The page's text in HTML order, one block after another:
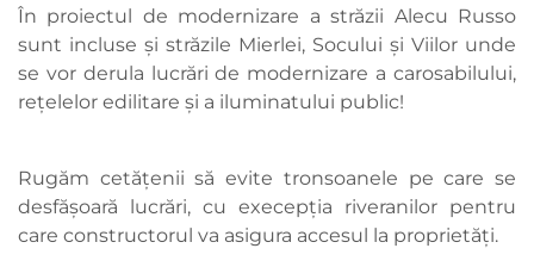
În proiectul de modernizare a străzii Alecu Russo
sunt incluse și străzile Mierlei, Socului și Viilor unde
se vor derula lucrări de modernizare a carosabilului,
rețelelor edilitare și a iluminatului public!
Rugăm cetățenii să evite tronsoanele pe care se
desfășoară lucrări, cu execepția riveranilor pentru
care constructorul va asigura accesul la proprietăți.